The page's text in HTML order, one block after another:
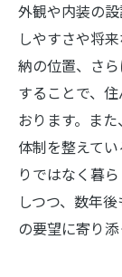
外観や内装の
しやすさや将
納の位置、さ
することで、
おります。ま
体制を整えて
りではなく暮
しつつ、数年
の要望に寄り添